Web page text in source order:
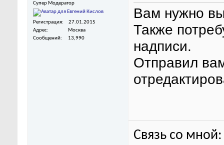
Супер Модератор
Регистрация
27.01.2015
Адрес
Москва
Сообщений
13,990
Вам нужно
Также
надписи.
Отправил
Связь со